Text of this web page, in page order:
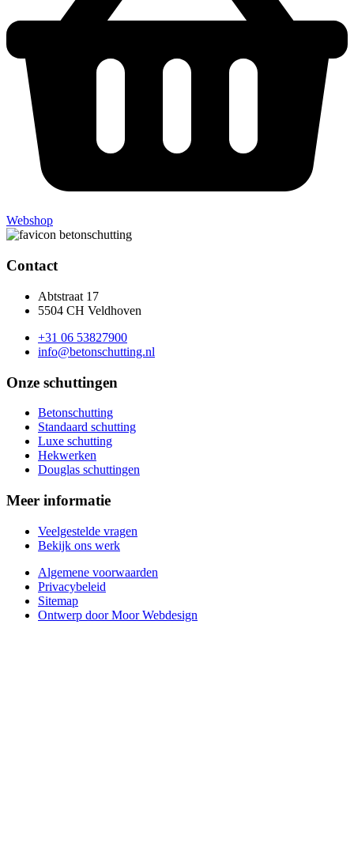
Webshop
Contact
Abtstraat 17
5504 CH Veldhoven
+31 06 53827900
info@betonschutting.nl
Onze schuttingen
Betonschutting
Standaard schutting
Luxe schutting
Hekwerken
Douglas schuttingen
Meer informatie
Veelgestelde vragen
Bekijk ons werk
Algemene voorwaarden
Privacybeleid
Sitemap
Ontwerp door Moor Webdesign